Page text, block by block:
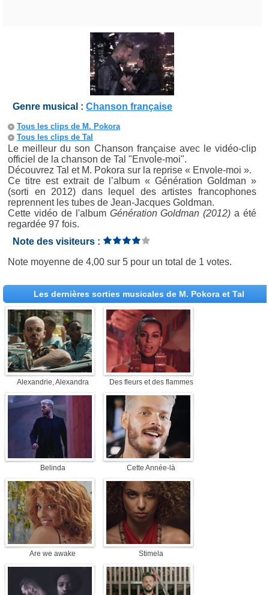
Genre musical :Chanson française
Tous les clips de M. Pokora
Tous les clips de Tal
Le meilleur du son Chanson française avec le vidéo-clip
officiel de la chanson de Tal "Envole-moi".
Découvrez Tal et M. Pokora sur la reprise « Envole-moi ».
Ce titre est extrait de l’album « Génération Goldman »
(sorti en 2012) dans lequel des artistes francophones
reprennent les tubes de Jean-Jacques Goldman.
Cette vidéo de l'album Génération Goldman (2012) a été
regardée 97 fois.
Note des visiteurs :
Note moyenne de4,00 sur5 pour un total de 1 votes.
Les dernières sorties musicales de M. Pokora et Tal
Alexandrie, Alexandra Des fleurs et des flammes
Belinda Cette Année-là
Are we awake Stimela